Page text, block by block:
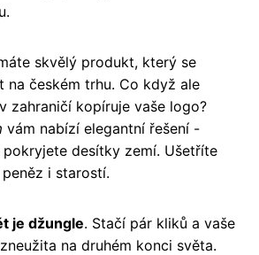
skvělý produkt, který se
na českém trhu. Co když ale
zahraničí kopíruje vaše logo?
vám nabízí elegantní řešení -
desítky zemí. Ušetříte
i starostí.
je džungle. Stačí pár kliků a vaše
na druhém konci světa.